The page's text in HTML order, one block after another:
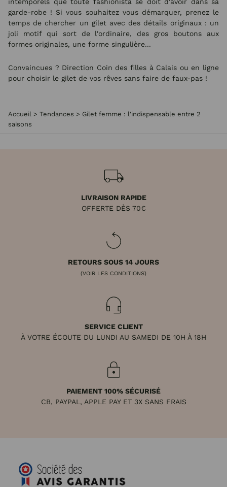
garde-robe ! Si vous souhaitez vous démarquer, prenez le
temps de chercher un gilet avec des détails originaux : un
joli motif qui sort de l'ordinaire, des gros boutons aux
formes originales, une forme singulière...
Convaincues ? Direction Coin des filles à Calais ou en ligne
pour choisir le gilet de vos rêves sans faire de faux-pas !
Accueil > Tendances > Gilet femme : l'indispensable entre 2
saisons
LIVRAISON RAPIDE
OFFERTE DÈS 70€
RETOURS SOUS 14 JOURS
(VOIR LES CONDITIONS)
SERVICE CLIENT
À VOTRE ÉCOUTE DU LUNDI AU SAMEDI DE 10H À 18H
PAIEMENT 100% SÉCURISÉ
CB, PAYPAL, APPLE PAY ET 3X SANS FRAIS